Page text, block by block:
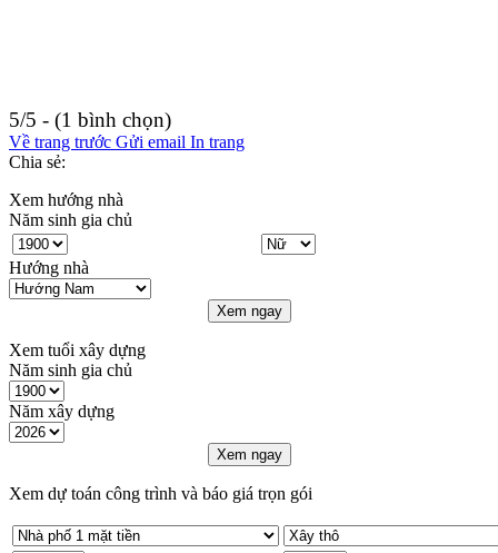
5/5 - (1 bình chọn)
Về trang trước Gửi email In trang
Chia sẻ:
Xem hướng nhà
Năm sinh gia chủ
Hướng nhà
Xem ngay
Xem tuổi xây dựng
Năm sinh gia chủ
Năm xây dựng
Xem ngay
Xem dự toán công trình và báo giá trọn gói